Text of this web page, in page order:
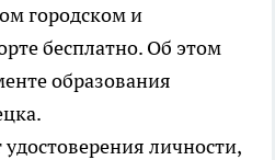
городском и
бесплатно. Об этом
образования
личности,